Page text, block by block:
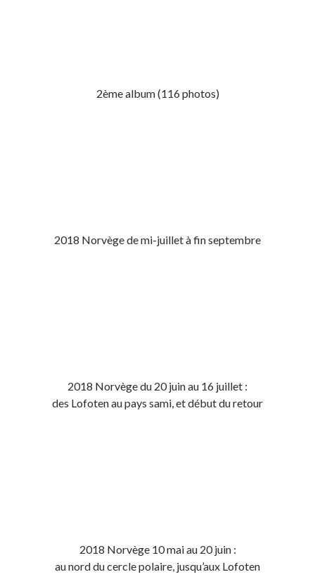
2ème album (116 photos)
2018 Norvège de mi-juillet à fin septembre
2018 Norvège du 20 juin au 16 juillet :
des Lofoten au pays sami, et début du retour
2018 Norvège 10 mai au 20 juin :
au nord du cercle polaire, jusqu’aux Lofoten